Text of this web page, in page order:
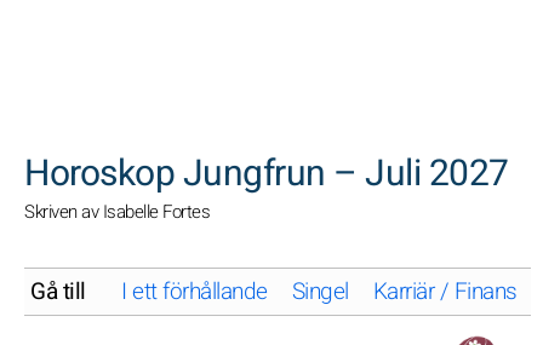
Horoskop Jungfrun – Juli 2027
Skriven av Isabelle Fortes
Gå till I ett förhållande Singel Karriär / Finans